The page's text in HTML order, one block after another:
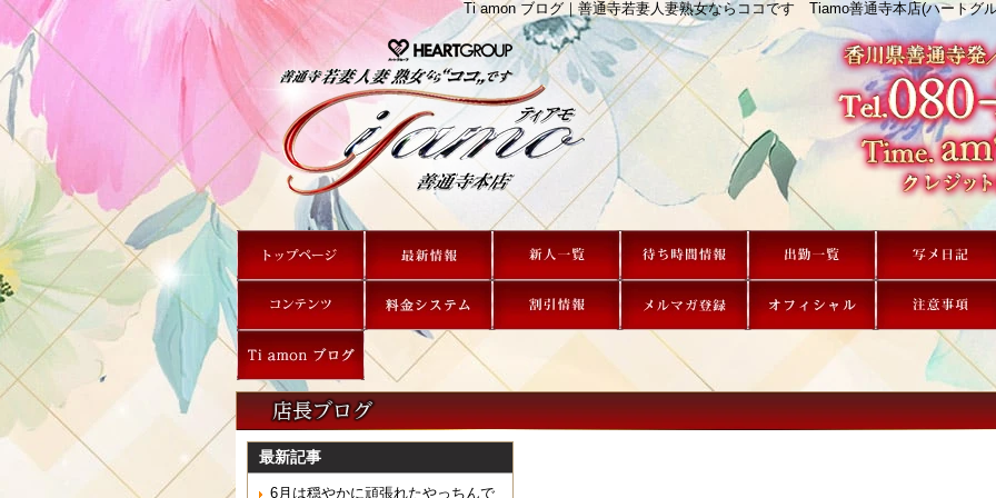
Ti amon ブログ｜善通寺若妻人妻熟女ならココです Tiamo善通寺本店(ハートグ
最新記事
6月は穏やかに頑張れたやっちんで